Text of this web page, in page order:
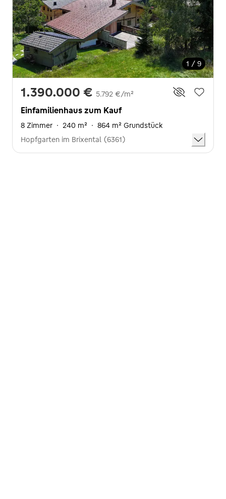
1 / 9
1.390.000 € 5.792 €/m²
Einfamilienhaus zum Kauf
8 Zimmer · 240 m² · 864 m² Grundstück
Hopfgarten im Brixental (6361)